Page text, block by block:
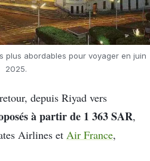
plus abordables pour voyager en juin
2025.
depuis Riyad vers
à partir de 1 363 SAR,
Airlines et Air France,